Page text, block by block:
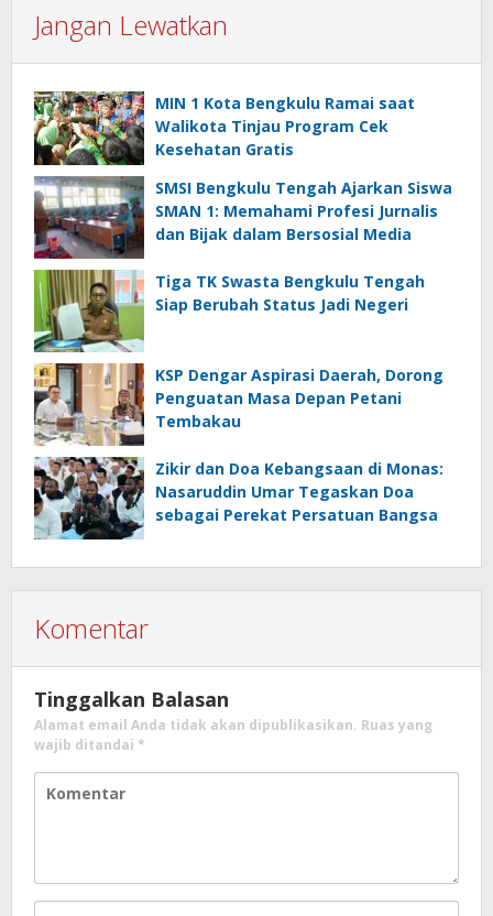
Jangan Lewatkan
MIN 1 Kota Bengkulu Ramai saat
Walikota Tinjau Program Cek
Kesehatan Gratis
SMSI Bengkulu Tengah Ajarkan Siswa
SMAN 1: Memahami Profesi Jurnalis
dan Bijak dalam Bersosial Media
Tiga TK Swasta Bengkulu Tengah
Siap Berubah Status Jadi Negeri
KSP Dengar Aspirasi Daerah, Dorong
Penguatan Masa Depan Petani
Tembakau
Zikir dan Doa Kebangsaan di Monas:
Nasaruddin Umar Tegaskan Doa
sebagai Perekat Persatuan Bangsa
Komentar
Tinggalkan Balasan
Alamat email Anda tidak akan dipublikasikan. Ruas yang
wajib ditandai *